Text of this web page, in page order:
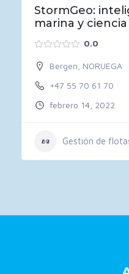
StormGeo:
marina y
0.0
Bergen NORUEGA
+47 55 70 61 70
febrero 14, 2022
Gestión de